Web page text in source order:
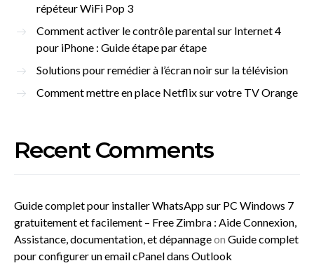
répéteur WiFi Pop 3
Comment activer le contrôle parental sur Internet 4
pour iPhone : Guide étape par étape
Solutions pour remédier à l’écran noir sur la télévision
Comment mettre en place Netflix sur votre TV Orange
Recent Comments
Guide complet pour installer WhatsApp sur PC Windows 7
gratuitement et facilement – Free Zimbra : Aide Connexion,
Assistance, documentation, et dépannageon Guide complet
pour configurer un email cPanel dans Outlook